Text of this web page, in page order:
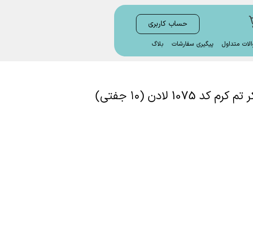
حساب کاربری
متداول پیگیری سفارشات بلاگ
لادن (۱۰ جفتی)